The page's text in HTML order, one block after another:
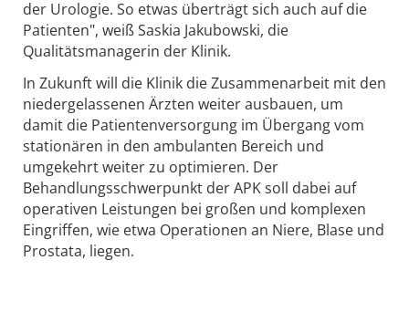
der Urologie. So etwas überträgt sich auch auf die
Patienten", weiß Saskia Jakubowski, die
Qualitätsmanagerin der Klinik.
In Zukunft will die Klinik die Zusammenarbeit mit den
niedergelassenen Ärzten weiter ausbauen, um
damit die Patientenversorgung im Übergang vom
stationären in den ambulanten Bereich und
umgekehrt weiter zu optimieren. Der
Behandlungsschwerpunkt der APK soll dabei auf
operativen Leistungen bei großen und komplexen
Eingriffen, wie etwa Operationen an Niere, Blase und
Prostata, liegen.